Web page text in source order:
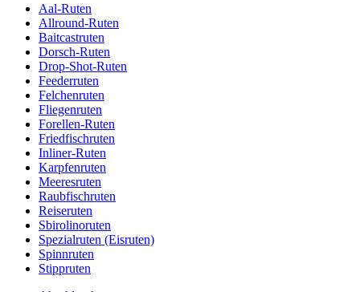
Aal-Ruten
Allround-Ruten
Baitcastruten
Dorsch-Ruten
Drop-Shot-Ruten
Feederruten
Felchenruten
Fliegenruten
Forellen-Ruten
Friedfischruten
Inliner-Ruten
Karpfenruten
Meeresruten
Raubfischruten
Reiseruten
Sbirolinoruten
Spezialruten (Eisruten)
Spinnruten
Stippruten